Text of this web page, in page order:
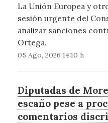
La Unión Europea y
sesión urgente del
analizar sanciones
Ortega.
05 Ago, 2026 14:10 h
Diputadas de
escaño pese a
comentarios